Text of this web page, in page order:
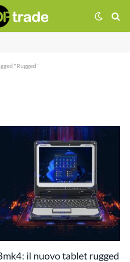
"Rugged"
il nuovo tablet rugged